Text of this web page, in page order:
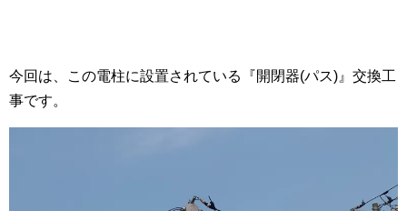
今回は、この電柱に設置されている『開閉器(パス)』交換工
事です。